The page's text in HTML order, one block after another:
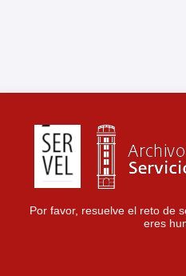
Por favor, resuelve el reto de
eres